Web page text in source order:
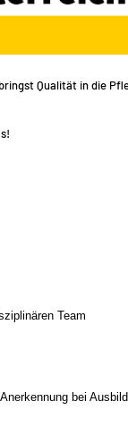
Qualität in die
Team
bei